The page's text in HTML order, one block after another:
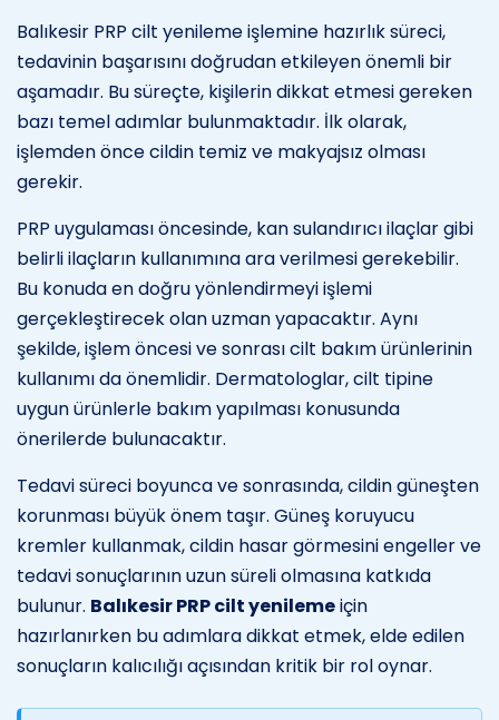
Balıkesir PRP cilt yenileme işlemine hazırlık süreci,
tedavinin başarısını doğrudan etkileyen önemli bir
aşamadır. Bu süreçte, kişilerin dikkat etmesi gereken
bazı temel adımlar bulunmaktadır. İlk olarak,
işlemden önce cildin temiz ve makyajsız olması
gerekir.
PRP uygulaması öncesinde, kan sulandırıcı ilaçlar gibi
belirli ilaçların kullanımına ara verilmesi gerekebilir.
Bu konuda en doğru yönlendirmeyi işlemi
gerçekleştirecek olan uzman yapacaktır. Aynı
şekilde, işlem öncesi ve sonrası cilt bakım ürünlerinin
kullanımı da önemlidir. Dermatologlar, cilt tipine
uygun ürünlerle bakım yapılması konusunda
önerilerde bulunacaktır.
Tedavi süreci boyunca ve sonrasında, cildin güneşten
korunması büyük önem taşır. Güneş koruyucu
kremler kullanmak, cildin hasar görmesini engeller ve
tedavi sonuçlarının uzun süreli olmasına katkıda
bulunur. Balıkesir PRP cilt yenilemeiçin
hazırlanırken bu adımlara dikkat etmek, elde edilen
sonuçların kalıcılığı açısından kritik bir rol oynar.